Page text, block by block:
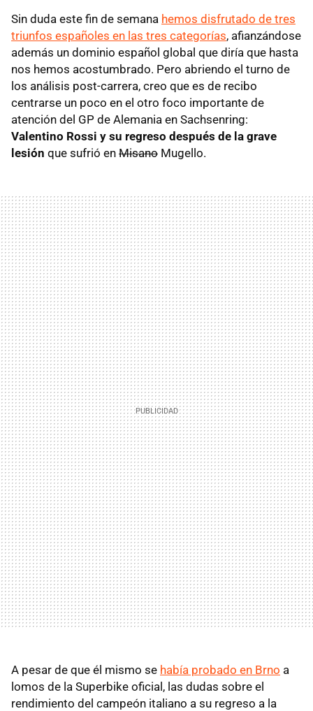
Sin duda este fin de semana hemos disfrutado de tres
triunfos españoles en las tres categorías, afianzándose
además un dominio español global que diría que hasta
nos hemos acostumbrado. Pero abriendo el turno de
los análisis post-carrera, creo que es de recibo
centrarse un poco en el otro foco importante de
atención del GP de Alemania en Sachsenring:
Valentino Rossi y su regreso después de la grave
lesión que sufrió en Misano Mugello.
A pesar de que él mismo se había probado en Brno a
lomos de la Superbike oficial, las dudas sobre el
rendimiento del campeón italiano a su regreso a la